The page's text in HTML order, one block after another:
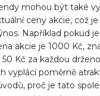
mohou být také
ceny akcie, což
Například pokud
akcie je 1000 Kč,
Kč za každou
vyplácí poměrně
proč je tato